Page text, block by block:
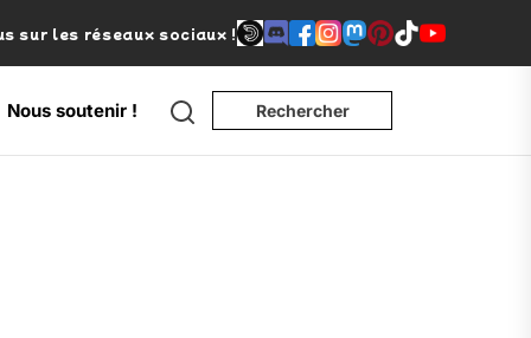
sur les réseaux sociaux !
Nous soutenir ! Search Rechercher